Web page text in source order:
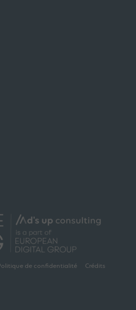
de confidentialité Crédits